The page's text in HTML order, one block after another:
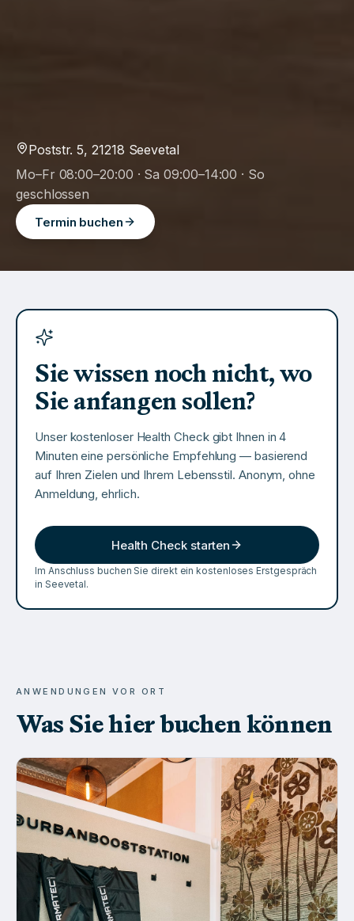
Poststr. 5,21218 Seevetal
Mo–Fr 08:00–20:00 · Sa 09:00–14:00 · So
geschlossen
Termin buchen
Sie wissen noch nicht, wo
Sie anfangen sollen?
Unser kostenloser Health Check gibt Ihnen in 4
Minuten eine persönliche Empfehlung — basierend
auf Ihren Zielen und Ihrem Lebensstil. Anonym, ohne
Anmeldung, ehrlich.
Health Check starten
Im Anschluss buchen Sie direkt ein kostenloses Erstgespräch
in Seevetal.
ANWENDUNGEN VOR ORT
Was Sie hier buchen können